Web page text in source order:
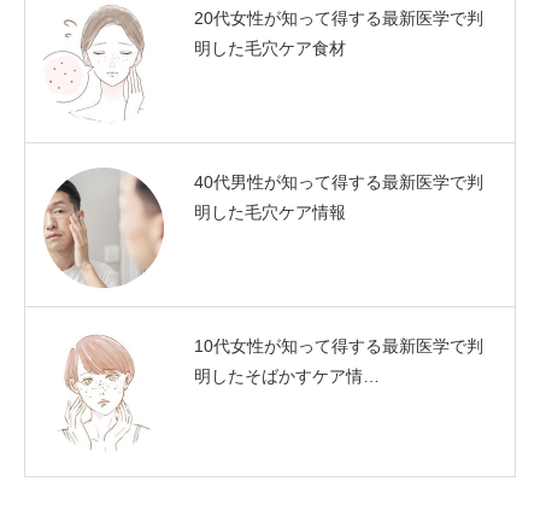
20代女性が知って得する最新医学で判
明した毛穴ケア食材
40代男性が知って得する最新医学で判
明した毛穴ケア情報
10代女性が知って得する最新医学で判
明したそばかすケア情…